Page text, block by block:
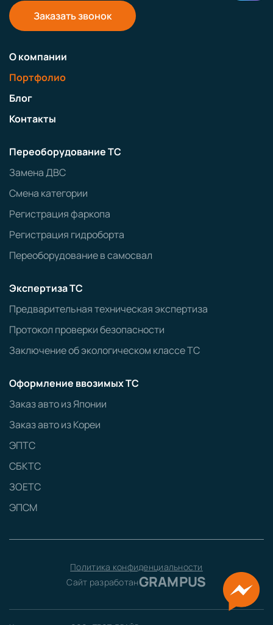
Заказать звонок
О компании
Портфолио
Блог
Контакты
Переоборудование ТС
Замена ДВС
Смена категории
Регистрация фаркопа
Регистрация гидроборта
Переоборудование в самосвал
Экспертиза ТС
Предварительная техническая экспертиза
Протокол проверки безопасности
Заключение об экологическом классе ТС
Оформление ввозимых ТС
Заказ авто из Японии
Заказ авто из Кореи
ЭПТС
СБКТС
ЗОЕТС
ЭПСМ
Политика конфиденциальности
Сайт разработанGRAMPUS